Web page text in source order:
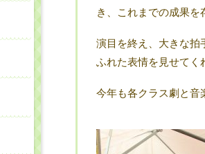
き、これまでの成果を
演目を終え、大きな拍
ふれた表情を見せてく
今年も各クラス劇と音
課外教室
活動日記
アクセス